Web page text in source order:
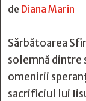
de Diana Marin
Sărbătoarea
solemnă dintre
omenirii
sacrificiul lui